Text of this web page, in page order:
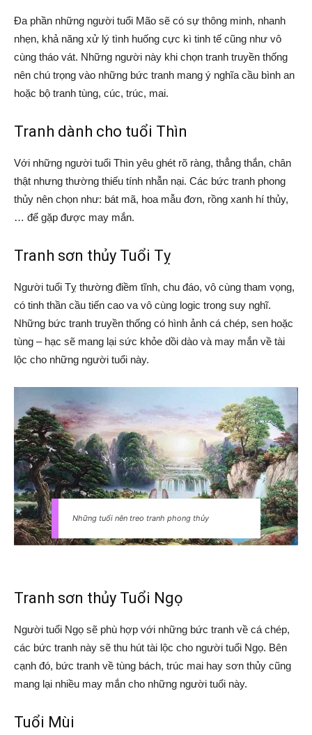
Đa phần những người tuổi Mão sẽ có sự thông minh, nhanh
nhẹn, khả năng xử lý tình huống cực kì tinh tế cũng như vô
cùng tháo vát. Những người này khi chọn tranh truyền thống
nên chú trọng vào những bức tranh mang ý nghĩa cầu bình an
hoặc bộ tranh tùng, cúc, trúc, mai.
Tranh dành cho tuổi Thìn
Với những người tuổi Thìn yêu ghét rõ ràng, thẳng thắn, chân
thật nhưng thường thiếu tính nhẫn nại. Các bức tranh phong
thủy nên chọn như: bát mã, hoa mẫu đơn, rồng xanh hí thủy,
… để gặp được may mắn.
Tranh sơn thủy Tuổi Tỵ
Người tuổi Tỵ thường điềm tĩnh, chu đáo, vô cùng tham vọng,
có tinh thần cầu tiến cao va vô cùng logic trong suy nghĩ.
Những bức tranh truyền thống có hình ảnh cá chép, sen hoặc
tùng – hạc sẽ mang lại sức khỏe dồi dào và may mắn về tài
lộc cho những người tuổi này.
Những tuổi nên treo tranh phong thủy
Tranh sơn thủy Tuổi Ngọ
Người tuổi Ngọ sẽ phù hợp với những bức tranh về cá chép,
các bức tranh này sẽ thu hút tài lộc cho người tuổi Ngọ. Bên
cạnh đó, bức tranh về tùng bách, trúc mai hay sơn thủy cũng
mang lại nhiều may mắn cho những người tuổi này.
Tuổi Mùi